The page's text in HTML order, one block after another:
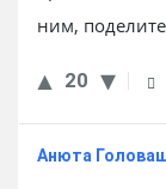
ним,
20
Анюта